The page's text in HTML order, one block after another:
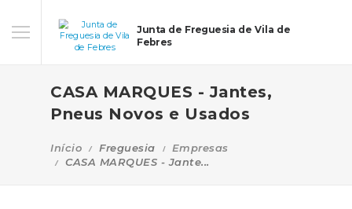
Junta de Freguesia de Vila de
Febres
CASA MARQUES - Jantes,
Pneus Novos e Usados
Início Freguesia
Empresas
CASA MARQUES - Jante...